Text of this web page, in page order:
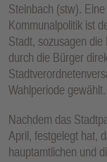
Steinbach (stw).
Kommunalpolitik ist
Stadt, sozusagen
durch die Bürger
Wahlperiode gewählt.
Nachdem das
April, festgelegt hat,
hauptamtlichen und